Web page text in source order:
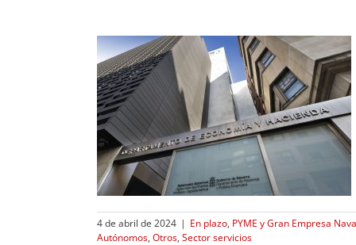
4 de abril de 2024 | En plazo, PYME y Gran Empresa
Autónomos, Otros, Sector servicios